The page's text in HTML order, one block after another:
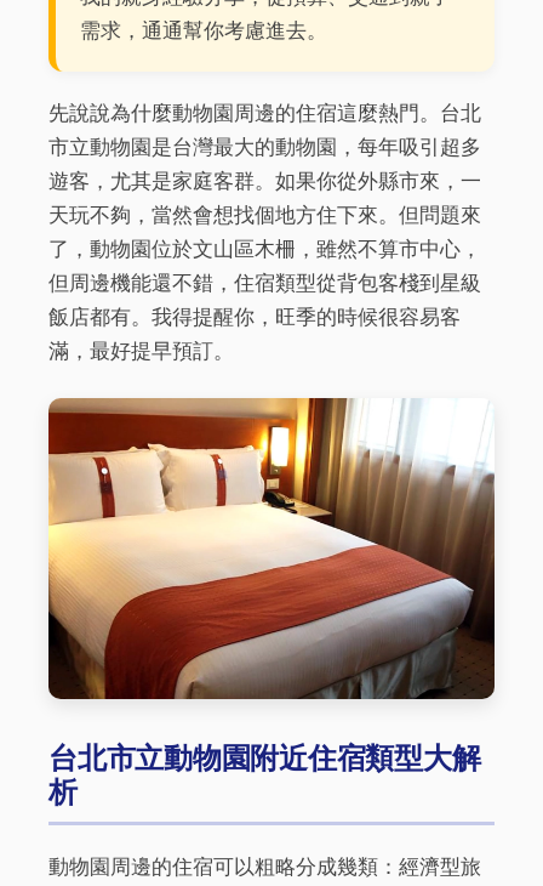
需求，通通幫你考慮進去。
先說說為什麼動物園周邊的住宿這麼熱門。台北
市立動物園是台灣最大的動物園，每年吸引超多
遊客，尤其是家庭客群。如果你從外縣市來，一
天玩不夠，當然會想找個地方住下來。但問題來
了，動物園位於文山區木柵，雖然不算市中心，
但周邊機能還不錯，住宿類型從背包客棧到星級
飯店都有。我得提醒你，旺季的時候很容易客
滿，最好提早預訂。
台北市立動物園附近住宿類型大解
析
動物園周邊的住宿可以粗略分成幾類：經濟型旅